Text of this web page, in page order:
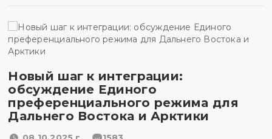
Новый шаг к интеграции:
обсуждение Единого
преференциального режима для
Дальнего Востока и Арктики